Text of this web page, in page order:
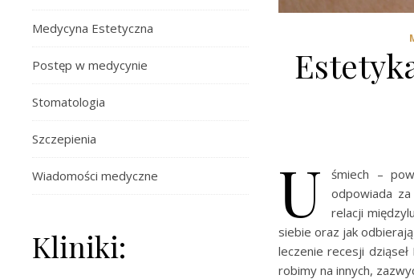
Medycyna Estetyczna
Postęp w medycynie
Stomatologia
Szczepienia
Wiadomości medyczne
Kliniki:
U
śmiech –
odpowiada
relacji
siebie oraz jak
leczenie recesji
robimy na innych,